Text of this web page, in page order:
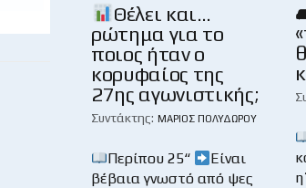
Θέλει και…
ρώτημα για το
ποιος ήταν ο
κορυφαίος της
27ης αγωνιστικής;
Συντάκτης: ΜΆΡΙΟΣ ΠΟΛΥΔΏΡΟΥ
Περίπου 25“
Είναι
βέβαια γνωστό από ψες